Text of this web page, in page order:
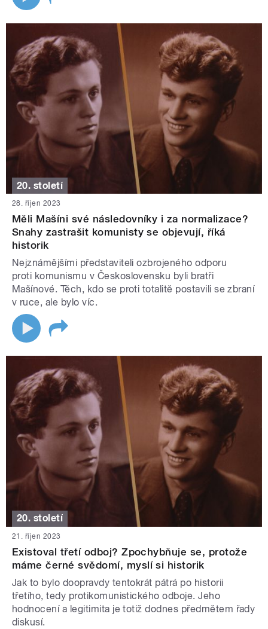
20. století
28. říjen 2023
Měli Mašíni své následovníky i za normalizace?
Snahy zastrašit komunisty se objevují, říká
historik
Nejznámějšími představiteli ozbrojeného odporu
proti komunismu v Československu byli bratři
Mašínové. Těch, kdo se proti totalitě postavili se zbraní
v ruce, ale bylo víc.
20. století
21. říjen 2023
Existoval třetí odboj? Zpochybňuje se, protože
máme černé svědomí, myslí si historik
Jak to bylo doopravdy tentokrát pátrá po historii
třetího, tedy protikomunistického odboje. Jeho
hodnocení a legitimita je totiž dodnes předmětem řady
diskusí.